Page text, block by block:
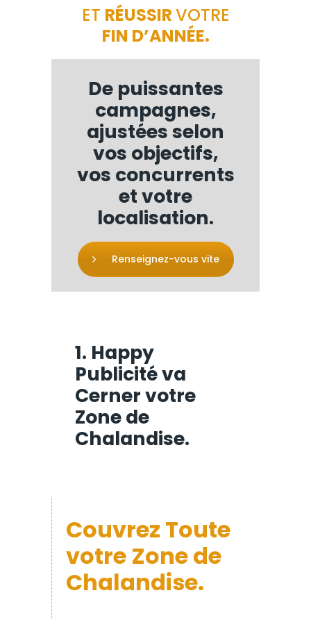
ET RÉUSSIRVOTRE
FIN D’ANNÉE.
De puissantes
campagnes,
ajustées selon
vos objectifs,
vos concurrents
et votre
localisation.
Renseignez-vous vite
1. Happy
Publicité va
Cerner votre
Zone de
Chalandise.
Couvrez Toute
votre Zone de
Chalandise.